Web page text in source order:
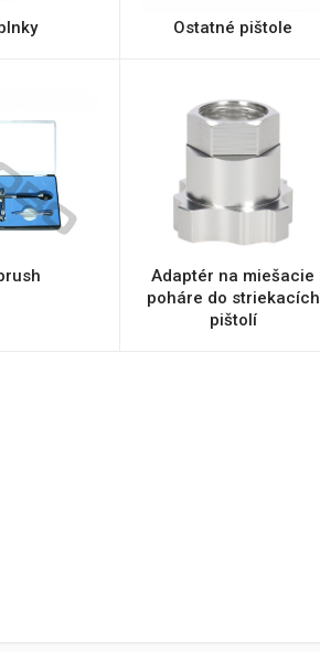
Ostatné pištole
Adaptér na miešacie
poháre do striekacích
pištolí